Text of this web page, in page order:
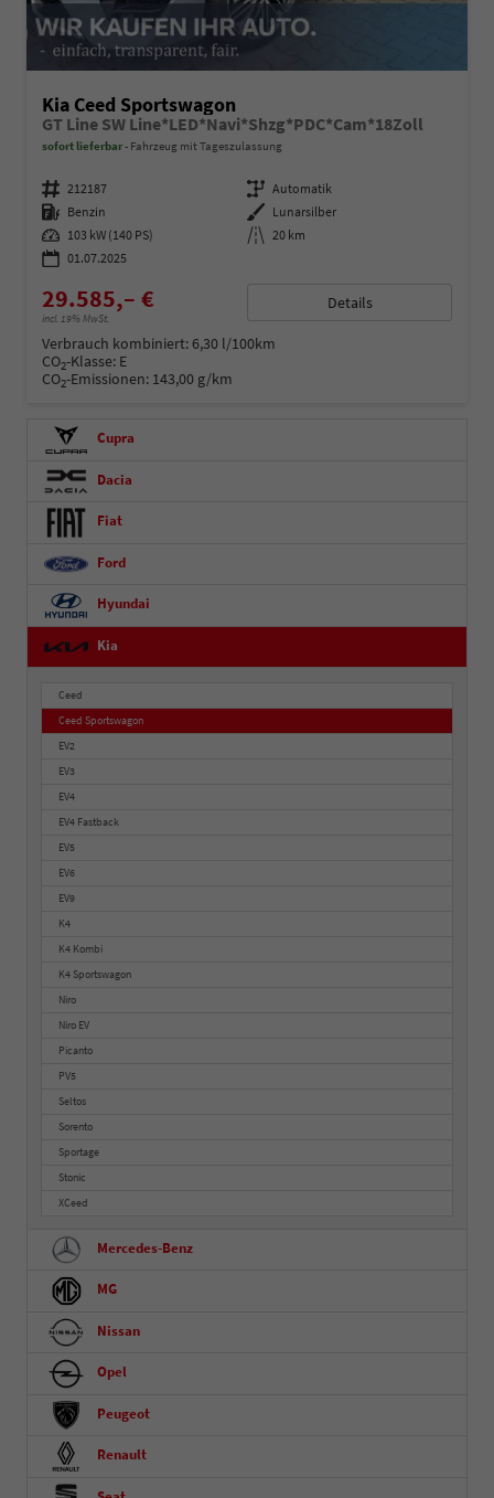
Kia Ceed Sportswagon
GT Line SW Line*LED*Navi*Shzg*PDC*Cam*18Zoll
sofort lieferbar Fahrzeug mit Tageszulassung
Fahrzeugnummer 212187 Getriebe Automatik
Kraftstoff Benzin Außenfarbe Lunarsilber
Leistung 103 kW (140 PS) Kilometerstand 20 km
01.07.2025
29.585,– €
incl. 19% MwSt.
Details
Verbrauch kombiniert:6,30 l/100km
CO2-Klasse: E
CO2-Emissionen: 143,00 g/km
Cupra
Dacia
Fiat
Ford
Hyundai
Kia
Ceed
Ceed Sportswagon
EV2
EV3
EV4
EV4 Fastback
EV5
EV6
EV9
K4
K4 Kombi
K4 Sportswagon
Niro
Niro EV
Picanto
PV5
Seltos
Sorento
Sportage
Stonic
XCeed
Mercedes-Benz
MG
Nissan
Opel
Peugeot
Renault